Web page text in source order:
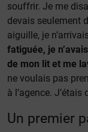
souffrir. Je me
devais seulement
aiguille, je
fatiguée, je
de mon lit et me
ne voulais pas
à l’agence.
Un premier